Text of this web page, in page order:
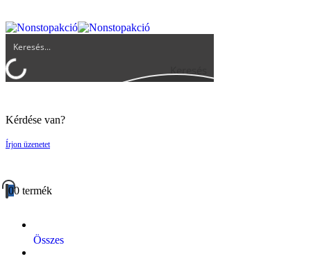
Keresés
Kérdése van?
Írjon üzenetet
00 termék
Összes